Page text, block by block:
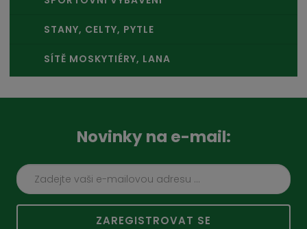
STANY, CELTY, PYTLE
SÍTĚ MOSKYTIÉRY, LANA
Novinky na e-mail:
ZAREGISTROVAT SE